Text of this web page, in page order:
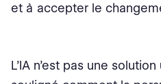
et à accepter le
L’IA n’est pas une